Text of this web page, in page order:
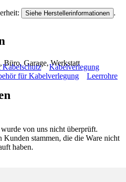
Büro, Garage, Werkstatt
Siehe Herstellerinformationen .
Kabelverlegung
für Kabelverlegung Leerrohre
von uns nicht überprüft.
stammen, die die Ware nicht
haben.